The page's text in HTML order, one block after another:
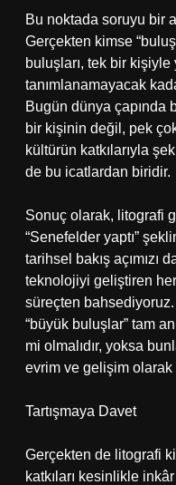
Bu noktada soruyu bir
Gerçekten kimse
buluşları, tek bir
tanımlanamayacak
Bugün dünya çapında
bir kişinin değil, pek
kültürün katkılarıyla
de bu icatlardan biridir.
Sonuç olarak, litografi
“Senefelder yaptı”
tarihsel bakış açımızı
teknolojiyi geliştiren
süreçten
“büyük buluşlar” tam
mi olmalıdır, yoksa
evrim ve gelişim
Tartışmaya Davet
Gerçekten de litografi
katkıları kesinlikle